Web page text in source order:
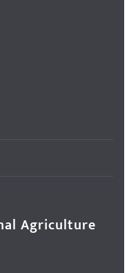
Agriculture